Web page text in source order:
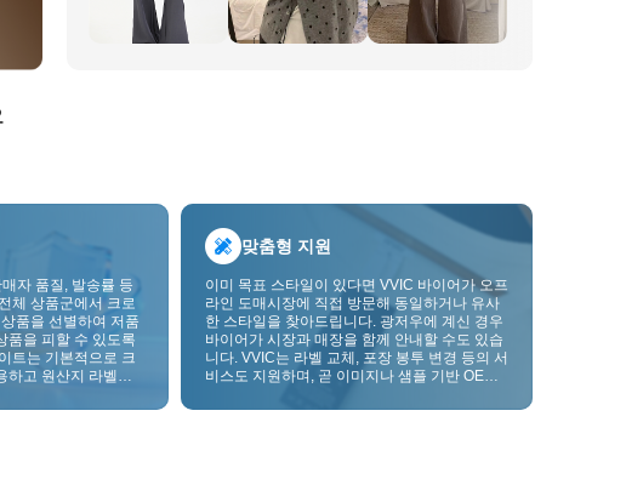
자 품질, 발송률 등
체 상품군에서 크로
품을 선별하여 저품
품을 피할 수 있도록
트는 기본적으로 크
하고 원산지 라벨을
맞춤형 지원
이미 목표 스타일이 있다면 VVIC 바이어가 오프
라인 도매시장에 직접 방문해 동일하거나 유사
한 스타일을 찾아드립니다. 광저우에 계신 경우
바이어가 시장과 매장을 함께 안내할 수도 있습
니다. VVIC는 라벨 교체, 포장 봉투 변경 등의 서
비스도 지원하며, 곧 이미지나 샘플 기반 OEM
를 비즈니스에 더 잘 맞는 공급망 역량으로 전환